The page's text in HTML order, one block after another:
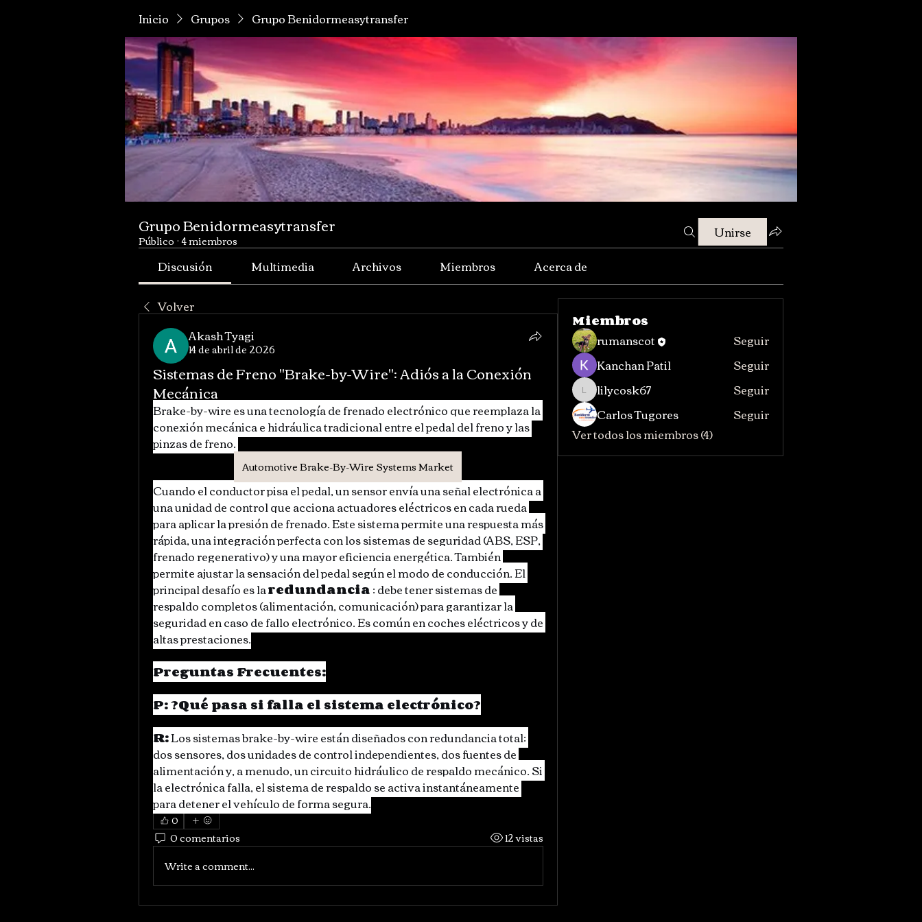
Inicio Grupos Grupo Benidormeasytransfer
Grupo Benidormeasytransfer
Público·4 miembros
Unirse
Discusión
Multimedia Archivos Miembros
Acerca de
Volver
Akash Tyagi
14 de abril de 2026
Sistemas de Freno "Brake-by-Wire": Adiós a la Conexión
Mecánica
Brake-by-wire es una tecnología de frenado electrónico que reemplaza la
conexión mecánica e hidráulica tradicional entre el pedal del freno y las
pinzas de freno.
Automotive Brake-By-Wire Systems Market
Cuando el conductor pisa el pedal, un sensor envía una señal electrónica a
una unidad de control que acciona actuadores eléctricos en cada rueda
para aplicar la presión de frenado. Este sistema permite una respuesta más
rápida, una integración perfecta con los sistemas de seguridad (ABS, ESP,
frenado regenerativo) y una mayor eficiencia energética. También
permite ajustar la sensación del pedal según el modo de conducción. El
principal desafío es la redundancia : debe tener sistemas de
respaldo completos (alimentación, comunicación) para garantizar la
seguridad en caso de fallo electrónico. Es común en coches eléctricos y de
altas prestaciones.
Preguntas Frecuentes:
P: ¿Qué pasa si falla el sistema electrónico?
R: Los sistemas brake-by-wire están diseñados con redundancia total:
dos sensores, dos unidades de control independientes, dos fuentes de
alimentación y, a menudo, un circuito hidráulico de respaldo mecánico. Si
la electrónica falla, el sistema de respaldo se activa instantáneamente
para detener el vehículo de forma segura.
0
0 comentarios
12 vistas
Write a comment...
Miembros
rumanscot
Seguir
Kanchan Patil
Seguir
lilycosk67
lilycosk67
Seguir
Carlos Tugores
Seguir
Ver todos los miembros (4)